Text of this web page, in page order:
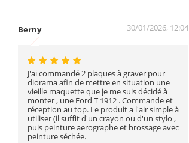
Berny 30/01/2026, 12:04
J'ai commandé 2 plaques à graver pour
diorama afin de mettre en situation une
vieille maquette que je me suis décidé à
monter , une Ford T 1912 . Commande et
réception au top. Le produit a l'air simple à
utiliser (il suffit d'un crayon ou d'un stylo ,
puis peinture aerographe et brossage avec
peinture séchée.